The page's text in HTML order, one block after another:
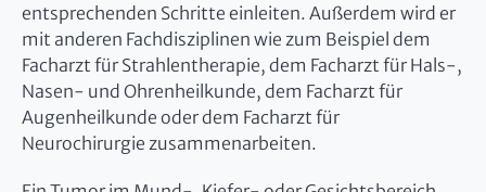
entsprechenden Schritte einleiten. Außerdem wird er
mit anderen Fachdisziplinen wie zum Beispiel dem
Facharzt für Strahlentherapie, dem Facharzt für Hals-,
Nasen- und Ohrenheilkunde, dem Facharzt für
Augenheilkunde oder dem Facharzt für
Neurochirurgie zusammenarbeiten.